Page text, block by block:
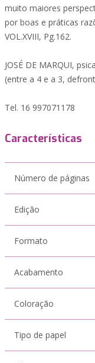
muito maiores
por boas e práticas
VOL.XVIII, Pg.162.
JOSÉ DE MARQUI,
(entre a 4 e a 3,
Tel. 16 997071178
Características
Número de páginas
Edição
Formato
Acabamento
Coloração
Tipo de papel